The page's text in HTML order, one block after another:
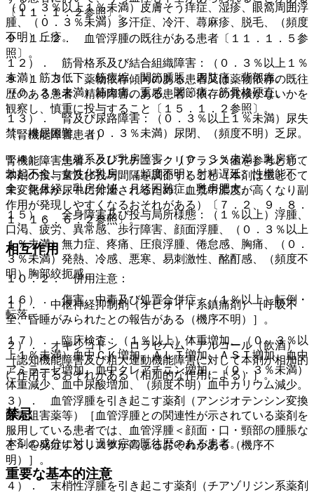
〔１１．１．２参照〕。
９．１．２． 血管浮腫の既往がある患者〔１１．１．５参
照〕。
９．１．３． 薬物依存傾向のある患者又は薬物依存の既往
歴のある患者、精神障害のある患者：依存の兆候がないかを
観察し、慎重に投与すること〔１５．１．２参照〕。
（腎機能障害患者）
腎機能障害患者：クレアチニンクリアランス値を参考として
本剤の投与量及び投与間隔を調節すること（本剤は主として
未変化体が尿中に排泄されるため、血漿中濃度が高くなり副
作用が発現しやすくなるおそれがある）〔７．２、９．８．
１、１６．６．２参照〕。
相互作用
１０．２． 併用注意：
１）． 中枢神経抑制剤（オピオイド系鎮痛剤）［呼吸不
全、昏睡がみられたとの報告がある（機序不明）］。
２）． オキシコドン、ロラゼパム、アルコール（飲酒）
［認知機能障害及び粗大運動機能障害に対して本剤が相加的
に作用するおそれがある（相加的な作用による）］。
３）． 血管浮腫を引き起こす薬剤（アンジオテンシン変換
酵素阻害薬等）［血管浮腫との関連性が示されている薬剤を
服用している患者では、血管浮腫＜顔面・口・頸部の腫脹な
ど＞を発症するリスクが高まるおそれがある（機序不
明）］。
４）． 末梢性浮腫を引き起こす薬剤（チアゾリジン系薬剤
（０．３％以上１％未満）皮膚そう痒症、湿疹、眼窩周囲浮
腫、（０．３％未満）多汗症、冷汗、蕁麻疹、脱毛、（頻度
不明）丘疹。
１２）． 筋骨格系及び結合組織障害：（０．３％以上１％
未満）筋力低下、筋痙縮、関節腫脹、四肢痛、背部痛、
（０．３％未満）筋肉痛、重感、関節痛、筋骨格硬直。
１３）． 腎及び尿路障害：（０．３％以上１％未満）尿失
禁、排尿困難、（０．３％未満）尿閉、（頻度不明）乏尿。
１４）． 生殖系及び乳房障害：（０．３％未満）乳房痛、
勃起不全、女性化乳房、（頻度不明）射精遅延、性機能不
全、無月経、乳房分泌、月経困難症、乳房肥大。
１５）． 全身障害及び投与局所様態：（１％以上）浮腫、
口渇、疲労、異常感、歩行障害、顔面浮腫、（０．３％以上
１％未満）無力症、疼痛、圧痕浮腫、倦怠感、胸痛、（０．
３％未満）発熱、冷感、悪寒、易刺激性、酩酊感、（頻度不
明）胸部絞扼感。
１６）． 傷害、中毒及び処置合併症：（１％以上）転倒・
転落。
１７）． 臨床検査：（１％以上）体重増加、（０．３％以
上１％未満）血中ＣＫ増加、ＡＬＴ増加、ＡＳＴ増加、血中
アミラーゼ増加、血中クレアチニン増加、（０．３％未満）
体重減少、血中尿酸増加、（頻度不明）血中カリウム減少。
禁忌
本剤の成分に対し過敏症の既往歴のある患者。
重要な基本的注意